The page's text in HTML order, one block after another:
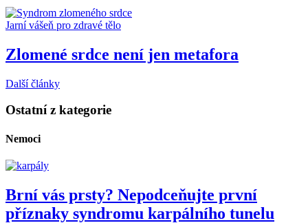
Jarní vášeň pro zdravé tělo
Zlomené srdce není jen metafora
Další články
Ostatní z kategorie
Nemoci
Brní vás prsty? Nepodceňujte první
příznaky syndromu karpálního tunelu